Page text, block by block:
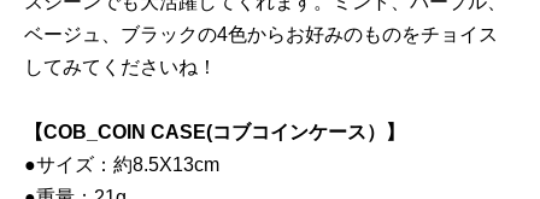
ベージュ、ブラックの4色からお好みのものをチョイス
してみてくださいね！
【COB_COIN CASE(コブコインケース）】
●サイズ：約8.5X13cm